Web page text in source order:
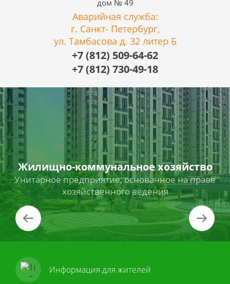
дом № 49
Аварийная служба:
г. Санкт- Петербург,
ул. Тамбасова д. 32 литер Б
+7 (812) 509-64-62
+7 (812) 730-49-18
Жилищно-коммунальное хозяйство
Унитарное предприятие, основанное на праве
хозяйственного ведения
Информация для жителей